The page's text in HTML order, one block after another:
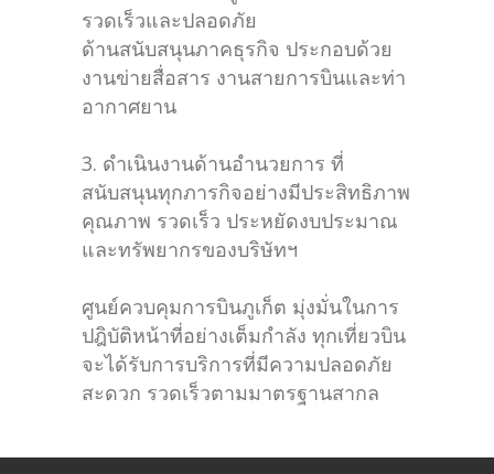
รวดเร็วและปลอดภัย
ด้านสนับสนุนภาคธุรกิจ ประกอบด้วย
งานข่ายสื่อสาร งานสายการบินและท่า
อากาศยาน
3. ดำเนินงานด้านอำนวยการ ที่
สนับสนุนทุกภารกิจอย่างมีประสิทธิภาพ
คุณภาพ รวดเร็ว ประหยัดงบประมาณ
และทรัพยากรของบริษัทฯ
ศูนย์ควบคุมการบินภูเก็ต มุ่งมั่นในการ
ปฎิบัติหน้าที่อย่างเต็มกำลัง ทุกเที่ยวบิน
จะได้รับการบริการที่มีความปลอดภัย
สะดวก รวดเร็วตามมาตรฐานสากล